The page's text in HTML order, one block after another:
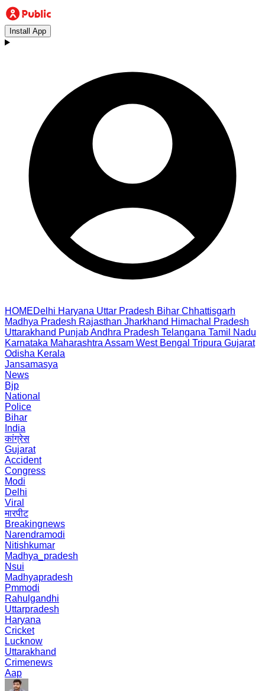
Install App
HOMEDelhi Haryana Uttar Pradesh Bihar Chhattisgarh
Madhya Pradesh Rajasthan Jharkhand Himachal Pradesh
Uttarakhand PunjabAndhra Pradesh Telangana Tamil Nadu
Karnataka Maharashtra Assam West Bengal Tripura Gujarat
Odisha Kerala
Jansamasya
News
Bjp
National
Police
Bihar
India
कांग्रेस
Gujarat
Accident
Congress
Modi
Delhi
Viral
मारपीट
Breakingnews
Narendramodi
Nitishkumar
Madhya_pradesh
Nsui
Madhyapradesh
Pmmodi
Rahulgandhi
Uttarpradesh
Haryana
Cricket
Lucknow
Uttarakhand
Crimenews
Aap